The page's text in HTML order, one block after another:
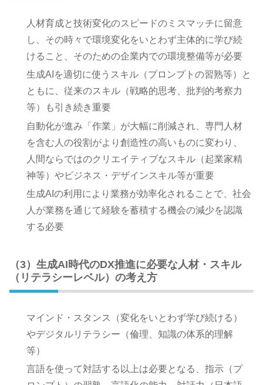
人材育成と技術変化のスピードのミスマッチに留意
し、その時々で環境変化をいとわず主体的に学び続
けること、そのための企業内での環境整備等が必要
生成AIを適切に使うスキル（プロンプトの習熟等）と
ともに、従来のスキル（戦略的思考、批判的考察力
等）も引き続き重要
自動化が進み「作業」が大幅に削減され、専門人材
を含む人の役割がより創造性の高いものに変わり、
人間ならではのクリエイティブなスキル（起業家精
神等）やビジネス・デザインスキル等が重要
生成AIの利用により業務が効率化されることで、社会
人が業務を通じて経験を蓄積する機会の減少を認識
する必要
（3）生成AI時代のDX推進に必要な人材・スキル
（リテラシーレベル）の考え方
マインド・スタンス（変化をいとわず学び続ける）
やデジタルリテラシー（倫理、知識の体系的理解
等）
言語を使って対話する以上は必要となる、指示（プ